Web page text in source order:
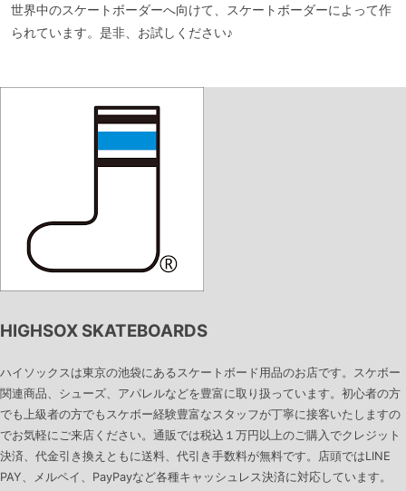
世界中のスケートボーダーへ向けて、スケートボーダーによって作
られています。是非、お試しください♪
HIGHSOX SKATEBOARDS
ハイソックスは東京の池袋にあるスケートボード用品のお店です。スケボー
関連商品、シューズ、アパレルなどを豊富に取り扱っています。初心者の方
でも上級者の方でもスケボー経験豊富なスタッフが丁寧に接客いたしますの
でお気軽にご来店ください。通販では税込１万円以上のご購入でクレジット
決済、代金引き換えともに送料、代引き手数料が無料です。店頭ではLINE
PAY、メルペイ、PayPayなど各種キャッシュレス決済に対応しています。